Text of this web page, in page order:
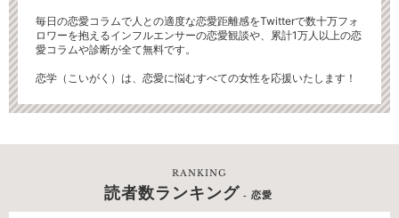
毎日の恋愛コラムで人との適度な恋愛距離感をTwitterで数十万フォ
ロワーを抱えるインフルエンサーの恋愛観談や、累計1万人以上の恋
愛コラムや診断が全て無料です。
恋学（こいがく）は、恋愛に悩むすべての女性を応援いたします！
RANKING
読者数ランキング - 恋愛